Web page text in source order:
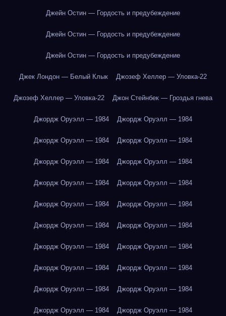
Джейн Остин — Гордость и предубеждение
Джейн Остин — Гордость и предубеждение
Джейн Остин — Гордость и предубеждение
Джек Лондон — Белый Клык Джозеф Хеллер — Уловка-22
Джозеф Хеллер — Уловка-22 Джон Стейнбек — Гроздья гнева
Джордж Оруэлл — 1984 Джордж Оруэлл — 1984
Джордж Оруэлл — 1984 Джордж Оруэлл — 1984
Джордж Оруэлл — 1984 Джордж Оруэлл — 1984
Джордж Оруэлл — 1984 Джордж Оруэлл — 1984
Джордж Оруэлл — 1984 Джордж Оруэлл — 1984
Джордж Оруэлл — 1984 Джордж Оруэлл — 1984
Джордж Оруэлл — 1984 Джордж Оруэлл — 1984
Джордж Оруэлл — 1984 Джордж Оруэлл — 1984
Джордж Оруэлл — 1984 Джордж Оруэлл — 1984
Джордж Оруэлл — 1984 Джордж Оруэлл — 1984